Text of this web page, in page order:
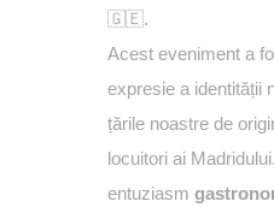
🇬🇪.
Acest eveniment a
expresie a identității
țările noastre de
locuitori ai
entuziasm